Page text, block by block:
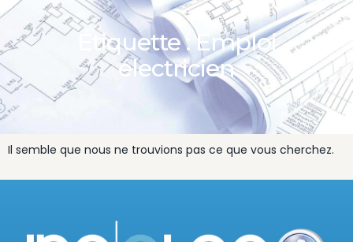
Étiquette : Emploi
électricien
Il semble que nous ne trouvions pas ce que vous cherchez.